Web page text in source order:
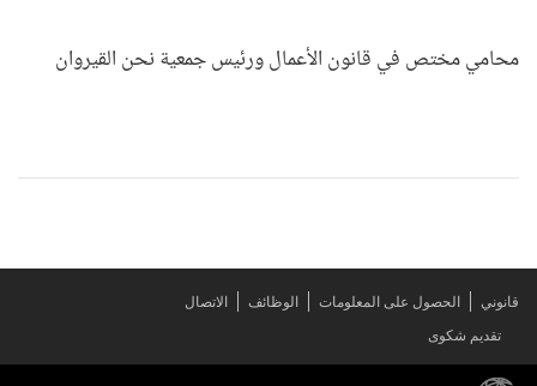
محامي مختص في قانون الأعمال ورئيس جمعية نحن القيروان
قانوني الحصول على المعلومات الوظائف
الاتصال
تقديم شكوى